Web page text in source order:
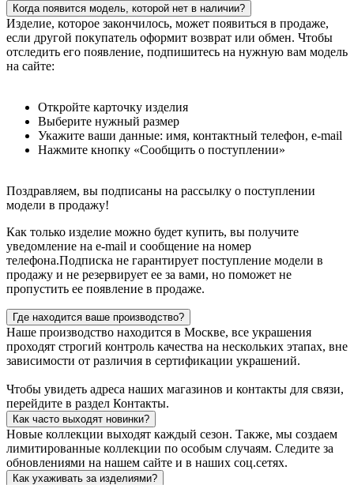
Когда появится модель, которой нет в наличии?
Изделие, которое закончилось, может появиться в продаже,
если другой покупатель оформит возврат или обмен. Чтобы
отследить его появление, подпишитесь на нужную вам модель
на сайте:
Откройте карточку изделия
Выберите нужный размер
Укажите ваши данные: имя, контактный телефон, e-mail
Нажмите кнопку «Сообщить о поступлении»
Поздравляем, вы подписаны на рассылку о поступлении
модели в продажу!
Как только изделие можно будет купить, вы получите
уведомление на e-mail и сообщение на номер
телефона.Подписка не гарантирует поступление модели в
продажу и не резервирует ее за вами, но поможет не
пропустить ее появление в продаже.
Где находится ваше производство?
Наше производство находится в Москве, все украшения
проходят строгий контроль качества на нескольких этапах, вне
зависимости от различия в сертификации украшений.
Чтобы увидеть адреса наших магазинов и контакты для связи,
перейдите в раздел Контакты.
Как часто выходят новинки?
Новые коллекции выходят каждый сезон. Также, мы создаем
лимитированные коллекции по особым случаям. Следите за
обновлениями на нашем сайте и в наших соц.сетях.
Как ухаживать за изделиями?